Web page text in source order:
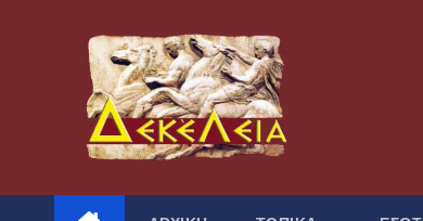
περιεχόμενο